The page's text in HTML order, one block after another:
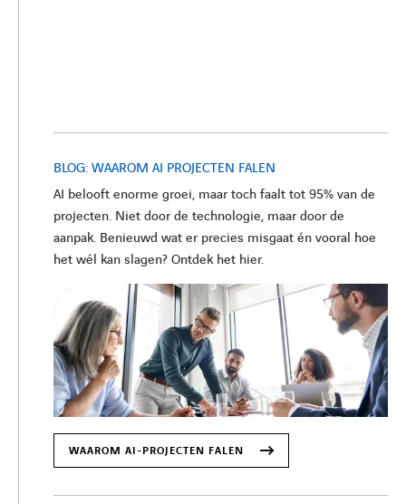
BLOG: WAAROM AI PROJECTEN FALEN
AI belooft enorme groei, maar toch faalt tot 95% van de
projecten. Niet door de technologie, maar door de
aanpak. Benieuwd wat er precies misgaat én vooral hoe
het wél kan slagen? Ontdek het hier.
WAAROM AI-PROJECTEN FALEN